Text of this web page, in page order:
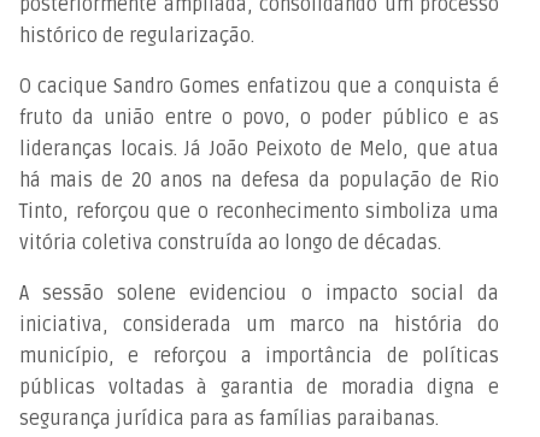
histórico de regularização.
O cacique Sandro Gomes enfatizou que a conquista é
fruto da união entre o povo, o poder público e as
lideranças locais. Já João Peixoto de Melo, que atua
há mais de 20 anos na defesa da população de Rio
Tinto, reforçou que o reconhecimento simboliza uma
vitória coletiva construída ao longo de décadas.
A sessão solene evidenciou o impacto social da
iniciativa, considerada um marco na história do
município, e reforçou a importância de políticas
públicas voltadas à garantia de moradia digna e
segurança jurídica para as famílias paraibanas.